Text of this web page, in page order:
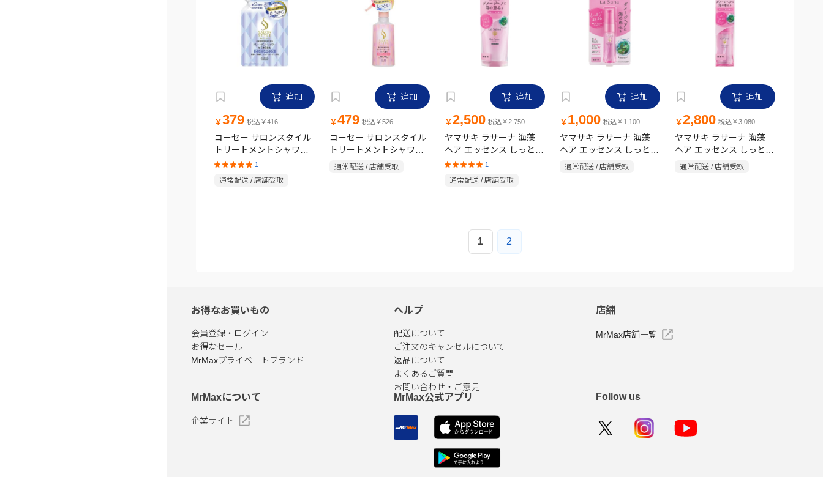
追加
￥379 税込￥416
コーセー サロンスタイル
トリートメントシャワー
さらさら 詰替用 550ml
1
通常配送 / 店舗受取
追加
￥479 税込￥526
コーセー サロンスタイル
トリートメントシャワー
A しっとり 300ml
通常配送 / 店舗受取
追加
￥2,500 税込￥2,750
ヤマサキ ラサーナ 海藻
ヘア エッセンス しっとり
Mサイズ 詰め替え用 (洗
い流さないトリートメン
ト) 無香料 70ml
1
通常配送 / 店舗受取
追加
￥ 1,000 税込￥1,100
ヤマサキ ラサーナ 海藻
ヘア エッセンス しっとり
Sサイズ (洗い流さないト
通常配送 / 店舗受取
追加
￥2,800 税込￥3,080
ヤマサキ ラサーナ 海藻
ヘア エッセンス しっとり
Mサイズ (洗い流さないト
通常配送 / 店舗受取
1 2
お得なお買いもの
会員登録・ログイン
お得なセール
MrMaxプライベートブランド
ヘルプ
配送について
ご注文のキャンセルについて
返品について
よくあるご質問
お問い合わせ・ご意見
店舗
MrMax店舗一覧
MrMaxについて
企業サイト
MrMax公式アプリ Follow us